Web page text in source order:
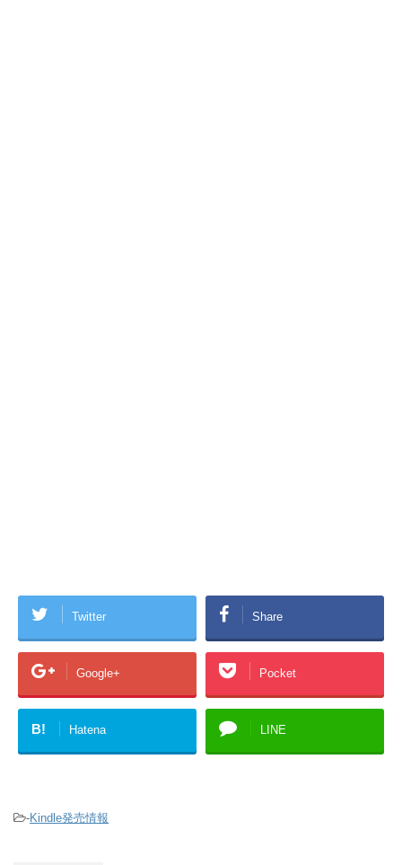
Twitter Share
Google+ Pocket
B! Hatena LINE
-Kindle発売情報